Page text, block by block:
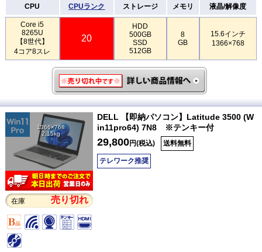
CPU CPUランク ストレージ メモリ 液晶/解像度
Core i5
8265U
【8世代】
4コア8スレ
20
HDD
500GB
SSD
512GB
8
GB
15.6インチ
1366×768
1366×768
2.15kg
在庫 売り切れ
DELL 【即納パソコン】Latitude 3500 (W
in11pro64) 7N8 ※テンキー付
29,800円(税込) 送料無料
テレワーク推奨